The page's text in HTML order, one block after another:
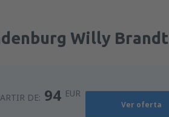
Willy Brandt
DE: 94 EUR
Ver oferta